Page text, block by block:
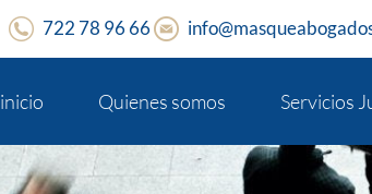
722 78 96 66
inicio Quienes somos Servicios